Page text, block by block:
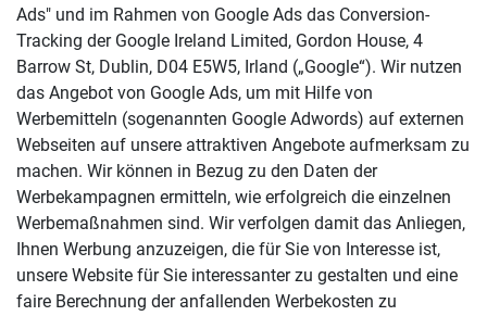
Ads" und im Rahmen von Google Ads das Conversion-
Tracking der Google Ireland Limited, Gordon House, 4
Barrow St, Dublin, D04 E5W5, Irland („Google“). Wir nutzen
das Angebot von Google Ads, um mit Hilfe von
Werbemitteln (sogenannten Google Adwords) auf externen
Webseiten auf unsere attraktiven Angebote aufmerksam zu
machen. Wir können in Bezug zu den Daten der
Werbekampagnen ermitteln, wie erfolgreich die einzelnen
Werbemaßnahmen sind. Wir verfolgen damit das Anliegen,
Ihnen Werbung anzuzeigen, die für Sie von Interesse ist,
unsere Website für Sie interessanter zu gestalten und eine
faire Berechnung der anfallenden Werbekosten zu